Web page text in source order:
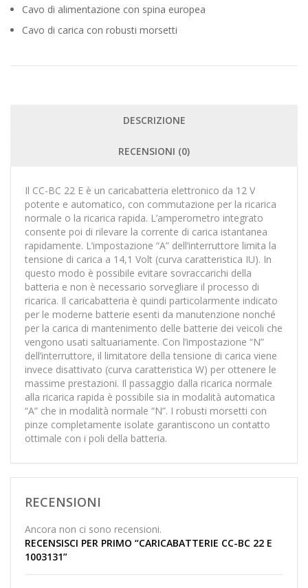
Cavo di alimentazione con spina europea
Cavo di carica con robusti morsetti
DESCRIZIONE
RECENSIONI (0)
Il CC-BC 22 E è un caricabatteria elettronico da 12 V
potente e automatico, con commutazione per la ricarica
normale o la ricarica rapida. L’amperometro integrato
consente poi di rilevare la corrente di carica istantanea
rapidamente. L’impostazione “A” dell’interruttore limita la
tensione di carica a 14,1 Volt (curva caratteristica IU). In
questo modo è possibile evitare sovraccarichi della
batteria e non è necessario sorvegliare il processo di
ricarica. Il caricabatteria è quindi particolarmente indicato
per le moderne batterie esenti da manutenzione nonché
per la carica di mantenimento delle batterie dei veicoli che
vengono usati saltuariamente. Con l’impostazione “N”
dell’interruttore, il limitatore della tensione di carica viene
invece disattivato (curva caratteristica W) per ottenere le
massime prestazioni. Il passaggio dalla ricarica normale
alla ricarica rapida è possibile sia in modalità automatica
“A” che in modalità normale “N”. I robusti morsetti con
pinze completamente isolate garantiscono un contatto
ottimale con i poli della batteria.
RECENSIONI
Ancora non ci sono recensioni.
RECENSISCI PER PRIMO “CARICABATTERIE CC-BC 22 E
1003131”